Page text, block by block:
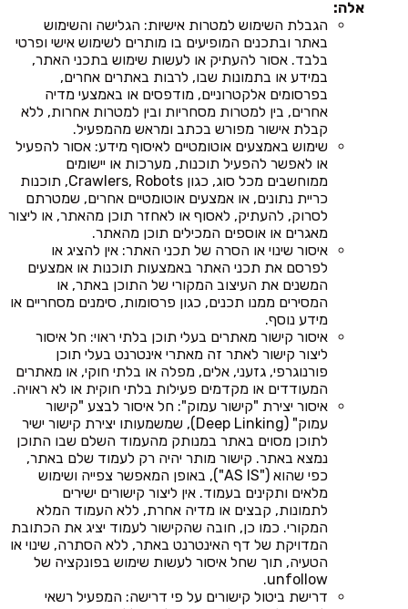
אלה:
הגבלת השימוש למטרות אישיות: הגלישה והשימוש
באתר ובתכנים המופיעים בו מותרים לשימוש אישי ופרטי
בלבד. אסור להעתיק או לעשות שימוש בתכני האתר,
במידע או בתמונות שבו, לרבות באתרים אחרים,
בפרסומים אלקטרוניים, מודפסים או באמצעי מדיה
אחרים, בין למטרות מסחריות ובין למטרות אחרות, ללא
קבלת אישור מפורש בכתב ומראש מהמפעיל.
שימוש באמצעים אוטומטיים לאיסוף מידע: אסור להפעיל
או לאפשר להפעיל תוכנות, מערכות או יישומים
ממוחשבים מכל סוג, כגון Crawlers, Robots, תוכנות
כריית נתונים, או אמצעים אוטומטיים אחרים, שמטרתם
לסרוק, להעתיק, לאסוף או לאחזר תוכן מהאתר, או ליצור
מאגרים או אוספים המכילים תוכן מהאתר.
איסור שינוי או הסרה של תכני האתר: אין להציג או
לפרסם את תכני האתר באמצעות תוכנות או אמצעים
המשנים את העיצוב המקורי של התוכן באתר, או
המסירים ממנו תכנים, כגון פרסומות, סימנים מסחריים או
מידע נוסף.
איסור קישור מאתרים בעלי תוכן בלתי ראוי: חל איסור
ליצור קישור לאתר זה מאתרי אינטרנט בעלי תוכן
פורנוגרפי, גזעני, אלים, מפלה או בלתי חוקי, או מאתרים
המעודדים או מקדמים פעילות בלתי חוקית או לא ראויה.
איסור יצירת "קישור עמוק": חל איסור לבצע "קישור
עמוק" (Deep Linking), שמשמעותו יצירת קישור ישיר
לתוכן מסוים באתר במנותק מהעמוד השלם שבו התוכן
נמצא באתר. קישור מותר יהיה רק לעמוד שלם באתר,
כפי שהוא ("AS IS"), באופן המאפשר צפייה ושימוש
מלאים ותקינים בעמוד. אין ליצור קישורים ישירים
לתמונות, קבצים או מדיה אחרת, ללא העמוד המלא
המקורי. כמו כן, חובה שהקישור לעמוד יציג את הכתובת
המדויקת של דף האינטרנט באתר, ללא הסתרה, שינוי או
הטעיה, תוך שחל איסור לעשות שימוש בפונקציה של
unfollow.
דרישת ביטול קישורים על פי דרישה: המפעיל רשאי